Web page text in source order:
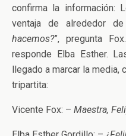
confirma la información:
ventaja de alrededor
hacemos?”, pregunta
responde Elba Esther.
llegado a marcar la media,
tripartita:
Vicente Fox: – Maestra,